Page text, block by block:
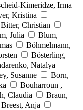
Kimeridze, Irma
Kristina
Bitter, Christian
Julia
Blum,
Böhmelmann,
Bösterling,
Natalya
Susanne
Born,
Bouharroun ,
Claudia
Braun,
Breest, Anja